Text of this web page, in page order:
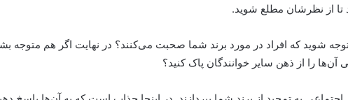
شوید که افراد در مورد برند شما صحبت می‌کنند؟ در نهایت اگر هم متوجه
آن‌ها را از ذهن سایر خوانندگان پاک کنید؟